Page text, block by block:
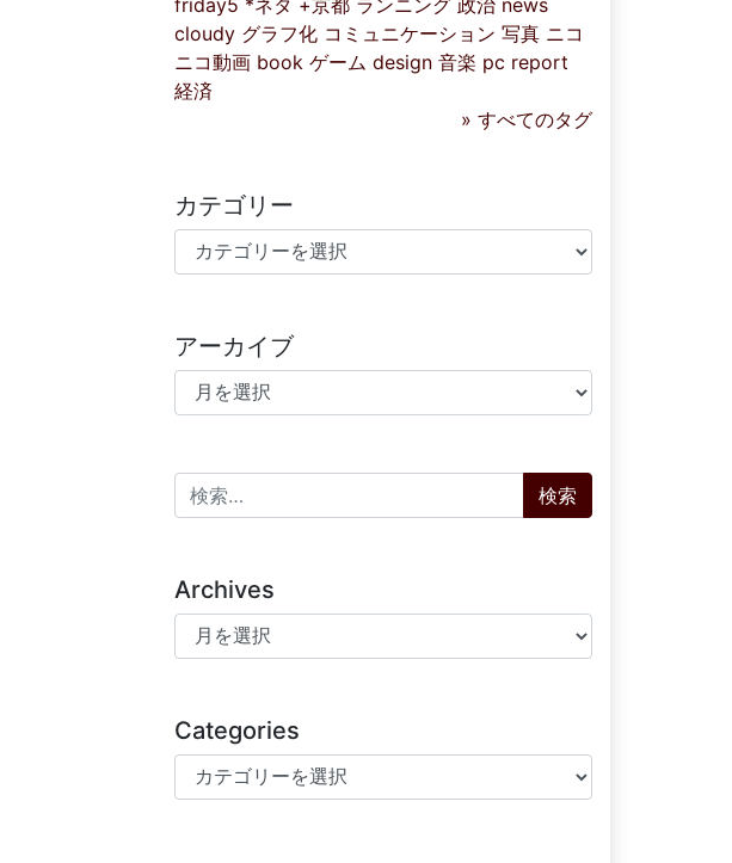
cloudy グラフ化 コミュニケーション 写真 ニコ
ニコ動画 book ゲーム design 音楽 pc report
経済
» すべてのタグ
カテゴリー
カテゴリー
アーカイブ
アーカイブ
検索:
Archives
Archives
Categories
Categories